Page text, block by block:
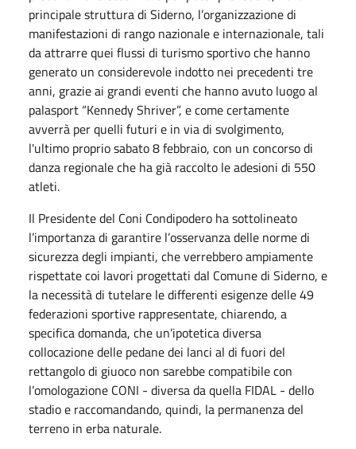
principale struttura di Siderno, l’organizzazione di
manifestazioni di rango nazionale e internazionale, tali
da attrarre quei flussi di turismo sportivo che hanno
generato un considerevole indotto nei precedenti tre
anni, grazie ai grandi eventi che hanno avuto luogo al
palasport “Kennedy Shriver”, e come certamente
avverrà per quelli futuri e in via di svolgimento,
l'ultimo proprio sabato 8 febbraio, con un concorso di
danza regionale che ha già raccolto le adesioni di 550
atleti.
Il Presidente del Coni Condipodero ha sottolineato
l’importanza di garantire l’osservanza delle norme di
sicurezza degli impianti, che verrebbero ampiamente
rispettate coi lavori progettati dal Comune di Siderno, e
la necessità di tutelare le differenti esigenze delle 49
federazioni sportive rappresentate, chiarendo, a
specifica domanda, che un’ipotetica diversa
collocazione delle pedane dei lanci al di fuori del
rettangolo di giuoco non sarebbe compatibile con
l’omologazione CONI - diversa da quella FIDAL - dello
stadio e raccomandando, quindi, la permanenza del
terreno in erba naturale.